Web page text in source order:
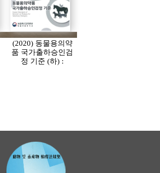
(2020) 동물용의약
품 국가출하승인검
정 기준 (하) :